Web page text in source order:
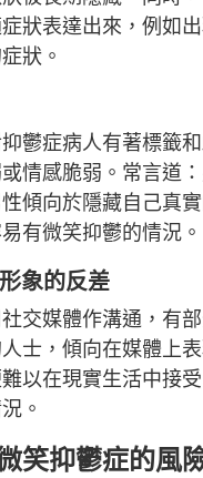
狀表達出來，例如
狀。
鬱症病人有著標籤和
情感脆弱。常言道
傾向於隱藏自己真
有微笑抑鬱的情況。
象的反差
交媒體作溝通，有
士，傾向在媒體上
以在現實生活中接
。
笑抑鬱症的風